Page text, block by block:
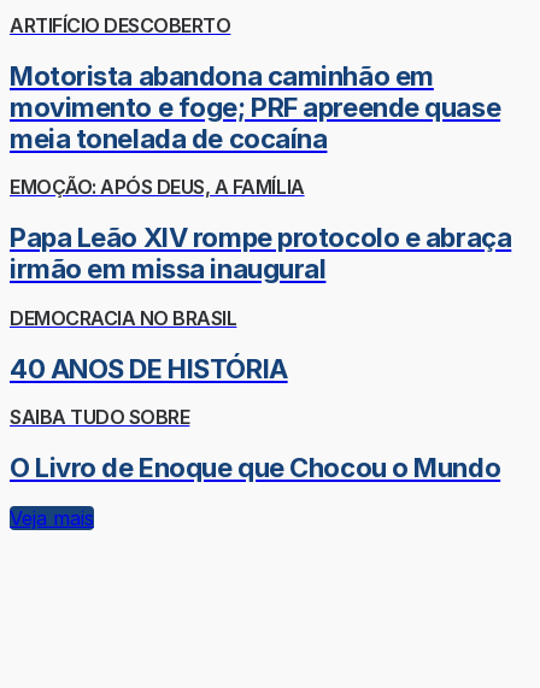
ARTIFÍCIO DESCOBERTO
Motorista abandona caminhão em
movimento e foge; PRF apreende quase
meia tonelada de cocaína
EMOÇÃO: APÓS DEUS, A FAMÍLIA
Papa Leão XIV rompe protocolo e abraça
irmão em missa inaugural
DEMOCRACIA NO BRASIL
40 ANOS DE HISTÓRIA
SAIBA TUDO SOBRE
O Livro de Enoque que Chocou o Mundo
Veja mais